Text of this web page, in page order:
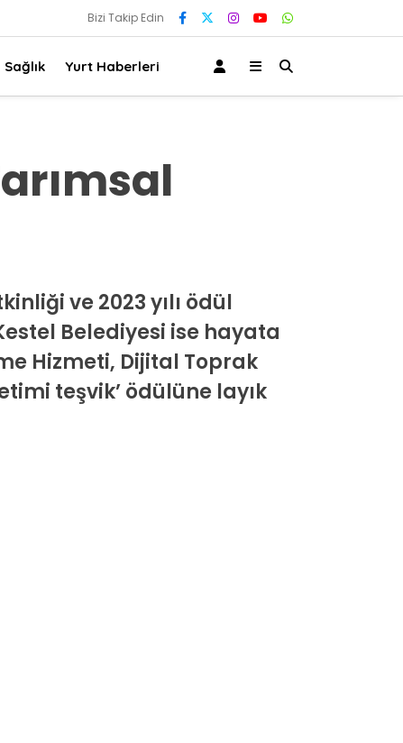
Bizi Takip Edin
Sağlık Yurt Haberleri
ve 2023 yılı ödül
Belediyesi ise hayata
Hizmeti, Dijital Toprak
teşvik’ ödülüne layık